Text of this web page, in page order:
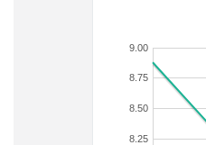
8.25
8.50
8.75
9.00